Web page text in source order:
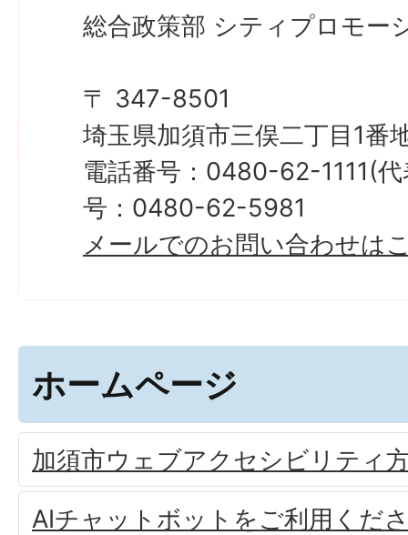
総合政策部 シティプロモー
〒 347-8501
埼玉県加須市三俣二丁目1番
電話番号：0480-62-1111(
号：0480-62-5981
メールでのお問い合わせは
ホームページ
加須市ウェブアクセシビリティ
AIチャットボットをご利用くだ